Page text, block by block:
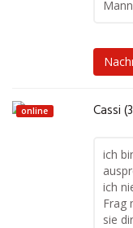
online Cassi
ich
ich
Frag
sie